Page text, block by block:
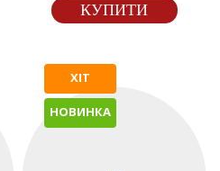
КУПИТИ
ХІТ
НОВИНКА